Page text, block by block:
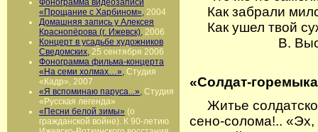
Фонограмма видеозаписи
«Прощание с Харбином», 2004
Домашняя запись у Алексея
Краснопёрова (г. Ижевск), 2006
Концерт в усадьбе художников
Сведомских, 25 сентября 2006
Фонограмма фильма-концерта
«На семи холмах…», Студия
«Кадр», 2007
«Я вспоминаю паруса...», Студия
«Русская легенда»
«Песни белой зимы» (о
гражданской войне). К 90-летию
Как забрали
Как ушел твой
В.
«Солдат-
Житье
сено-солома!..